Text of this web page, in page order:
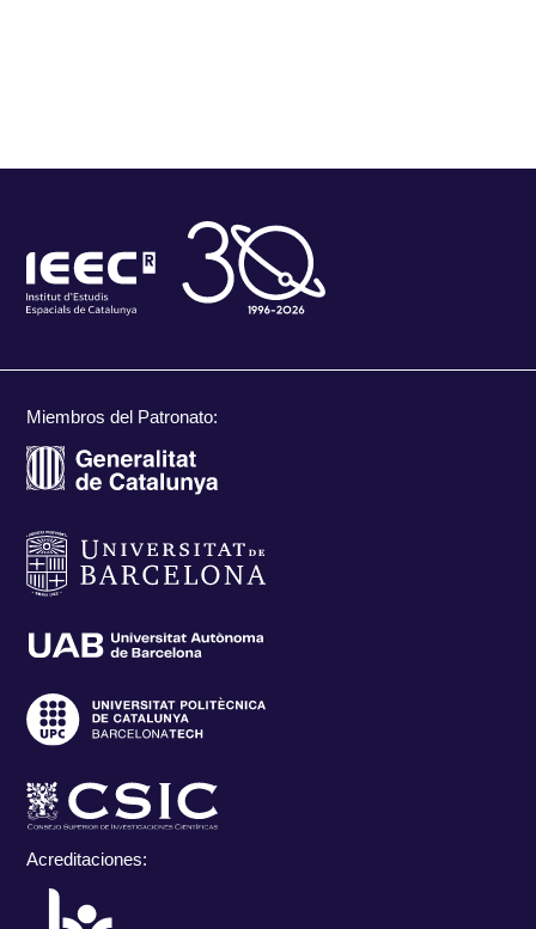
Miembros del Patronato:
Acreditaciones: